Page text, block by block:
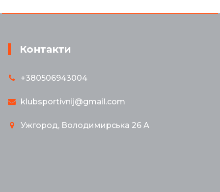
Контакти
+380506943004
klubsportivnij@gmail.com
Ужгород, Володимирська 26 А